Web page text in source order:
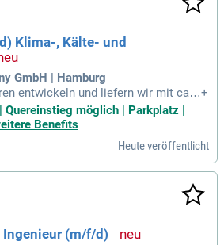
Klima-, Kälte- und
GmbH | Hamburg
entwickeln und liefern wir mit ca.
innovative Systemlö
für die Schiffbau-Industrie in den
+
Quereinstieg möglich | Parkplatz |
Benefits
Heute veröffentlicht
Ingenieur (m/f/d)